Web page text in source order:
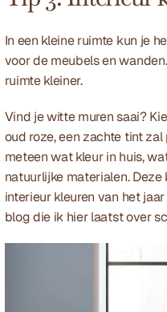
In een kleine ruimte kun je
voor de meubels en
ruimte kleiner.
Vind je witte muren saai?
oud roze, een zachte tint
meteen wat kleur in huis,
natuurlijke materialen.
blog die ik hier laatst over